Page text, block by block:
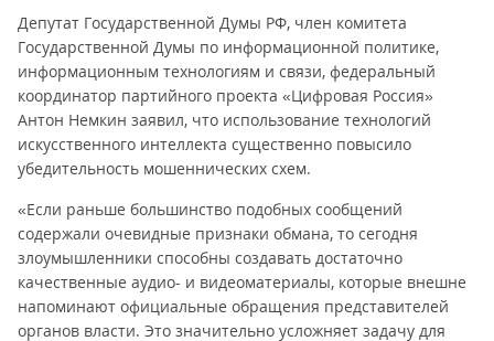
Депутат Государственной Думы РФ, член комитета
Государственной Думы по информационной политике,
информационным технологиям и связи, федеральный
координатор партийного проекта «Цифровая Россия»
Антон Немкин заявил, что использование технологий
искусственного интеллекта существенно повысило
убедительность мошеннических схем.
«Если раньше большинство подобных сообщений
содержали очевидные признаки обмана, то сегодня
злоумышленники способны создавать достаточно
качественные аудио- и видеоматериалы, которые внешне
напоминают официальные обращения представителей
органов власти. Это значительно усложняет задачу для